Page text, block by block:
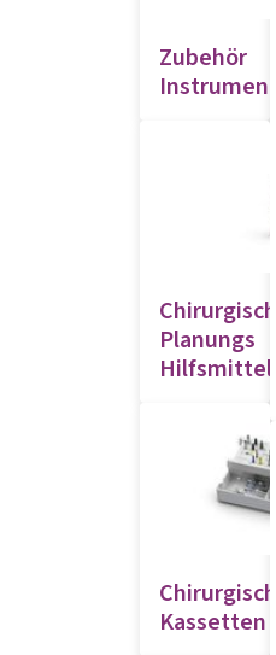
Zubehör
Instrumente
Chirurgische
Planungs
Hilfsmittel
Chirurgische
Kassetten